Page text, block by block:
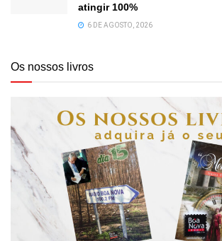
atingir 100%
6 DE AGOSTO, 2026
Os nossos livros